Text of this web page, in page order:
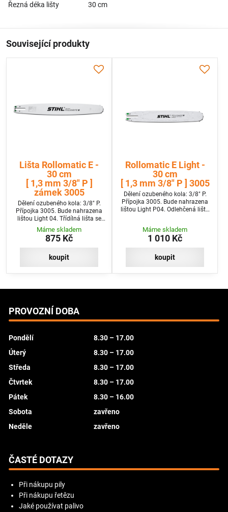
Řezná déka lišty
30 cm
Související produkty
Lišta Rollomatic E -
30 cm
[ 1,3 mm 3/8" P ]
zámek 3005
Dělení ozubeného kola: 3/8" P.
Přípojka 3005. Bude nahrazena
lištou Light 04. Třídílná lišta se
čtyřmi nýty na špičce.
Máme skladem
875 Kč
koupit
Rollomatic E Light -
30 cm
[ 1,3 mm 3/8" P ] 3005
Dělení ozubeného kola: 3/8" P.
Přípojka 3005. Bude nahrazena
lištou Light P04. Odlehčená lišta
Máme skladem
1 010 Kč
koupit
PROVOZNÍ DOBA
Pondělí
8.30 – 17.00
Úterý
8.30 – 17.00
Středa
8.30 – 17.00
Čtvrtek
8.30 – 17.00
Pátek
8.30 – 16.00
Sobota
zavřeno
Neděle
zavřeno
ČASTÉ DOTAZY
Při nákupu pily
Při nákupu řetězu
Jaké používat palivo